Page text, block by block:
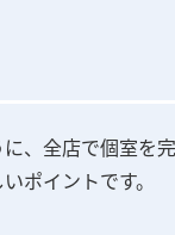
、全店で個室を
ポイントです。